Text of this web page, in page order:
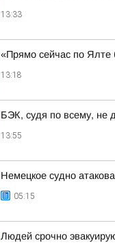
13:33
«Прямо сейчас по Ялте
13:18
БЭК, судя по всему, не
13:55
Немецкое судно
05:15
Людей срочно